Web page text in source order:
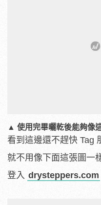
▲ 使用完畢曬乾後能夠像
看到這邊還不趕快 Tag
就不用像下面這張圖一
登入 drysteppers.com